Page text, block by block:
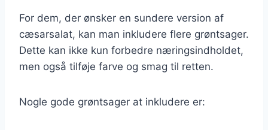
For dem, der ønsker en sundere version af
cæsarsalat, kan man inkludere flere grøntsager.
Dette kan ikke kun forbedre næringsindholdet,
men også tilføje farve og smag til retten.
Nogle gode grøntsager at inkludere er: